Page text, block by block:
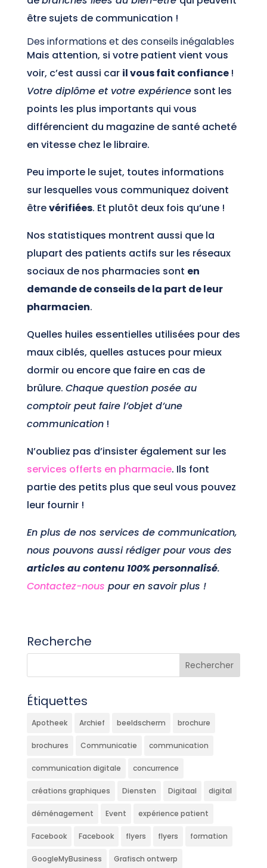
être sujets de communication !
Des informations et des conseils inégalables
Mais attention, si votre patient vient vous
voir, c’est aussi car il vous fait confiance !
Votre diplôme et votre expériencesont les
points les plus importants qui vous
différencient du magazine de santé acheté
en vitesse chez le libraire.
Peu importe le sujet, toutes informations
sur lesquelles vous communiquez doivent
êtrevérifiées. Et plutôt deux fois qu’une !
Nos statistiques montrent aussi que la
plupart des patients actifs sur les réseaux
sociaux de nos pharmacies sont en
demande de conseils de la part de leur
pharmacien.
Quelles huiles essentielles utilisées pour des
maux ciblés, quelles astuces pour mieux
dormir ou encore que faire en cas de
brûlure. Chaque question posée au
comptoir peut faire l’objet d’une
communication!
N’oubliez pas d’insister également sur les
services offerts en pharmacie. Ils font
partie des petits plus que seul vous pouvez
leur fournir !
En plus de nos services de communication,
nous pouvons aussi rédiger pour vous des
articles au contenu 100% personnalisé.
Contactez-nous pour en savoir plus !
Recherche
Étiquettes
Apotheek Archief beeldscherm brochure
brochures Communicatie communication
communication digitale concurrence
créations graphiques Diensten Digitaal digital
déménagement Event expérience patient
Facebook Facebook flyers flyers formation
GoogleMyBusiness Grafisch ontwerp